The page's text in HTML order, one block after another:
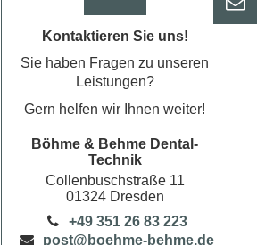
Kontaktieren Sie uns!
Sie haben Fragen zu unseren
Leistungen?
Gern helfen wir Ihnen weiter!
Böhme & Behme Dental-
Technik
Collenbuschstraße 11
01324 Dresden
+49 351 26 83 223
post@boehme-behme.de